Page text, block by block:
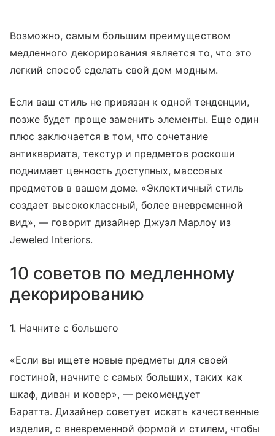
Возможно, самым большим преимуществом
медленного декорирования является то, что это
легкий способ сделать свой дом модным.
Если ваш стиль не привязан к одной тенденции,
позже будет проще заменить элементы. Еще один
плюс заключается в том, что сочетание
антиквариата, текстур и предметов роскоши
поднимает ценность доступных, массовых
предметов в вашем доме. «Эклектичный стиль
создает высококлассный, более вневременной
вид», — говорит дизайнер Джуэл Марлоу из
Jeweled Interiors.
10 советов по медленному
декорированию
1. Начните с большего
«Если вы ищете новые предметы для своей
гостиной, начните с самых больших, таких как
шкаф, диван и ковер», — рекомендует
Баратта. Дизайнер советует искать качественные
изделия, с вневременной формой и стилем, чтобы